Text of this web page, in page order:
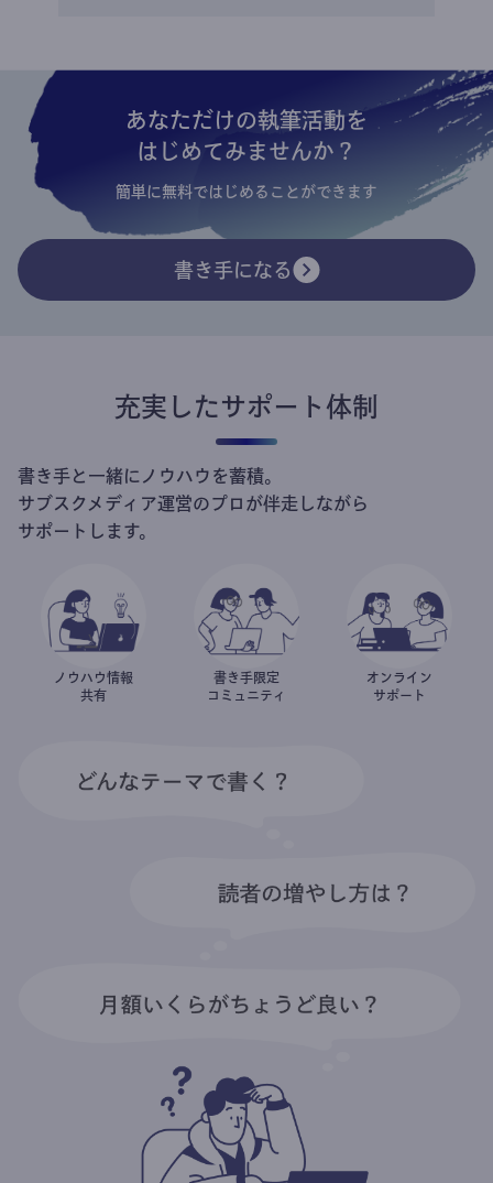
あなただけの執筆活動を
はじめてみませんか？
簡単に無料ではじめることができます
書き手になる
充実したサポート体制
書き手と一緒にノウハウを蓄積。
サブスクメディア運営のプロが伴走しながら
サポートします。
ノウハウ情報
共有
書き手限定
コミュニティ
オンライン
サポート